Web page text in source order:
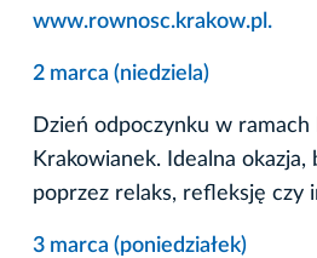
www.rownosc.krakow.pl.
2 marca (niedziela)
Dzień odpoczynku w ramach
Krakowianek. Idealna okazja,
poprzez relaks, refleksję czy
3 marca (poniedziałek)